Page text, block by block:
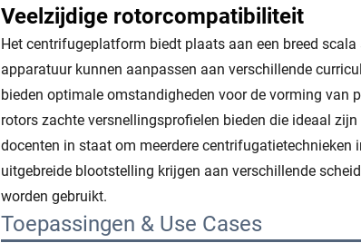
Veelzijdige rotorcompatibiliteit
Het centrifugeplatform biedt plaats aan een breed
apparatuur kunnen aanpassen aan verschillende
bieden optimale omstandigheden voor de vorming van
rotors zachte versnellingsprofielen bieden die ideaal
docenten in staat om meerdere centrifugatietechnieken
uitgebreide blootstelling krijgen aan verschillende
worden gebruikt.
Toepassingen & Use Cases